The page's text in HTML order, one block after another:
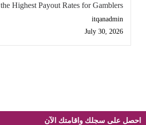
the Highest Payout Rates for Gamblers
itqanadmin
July 30, 2026
احصل على سجلك واقامتك الآن